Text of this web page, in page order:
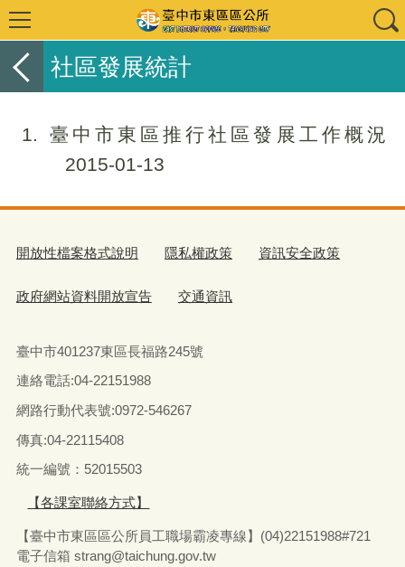
社區發展統計
1
臺中市東區推行社區發展工作概況
2015-01-13
開放性檔案格式說明 隱私權政策 資訊安全政策
政府網站資料開放宣告 交通資訊
臺中市401237東區長福路245號
連絡電話:04-22151988
網路行動代表號:0972-546267
傳真:04-22115408
統一編號：52015503
【各課室聯絡方式】
【臺中市東區區公所員工職場霸凌專線】(04)22151988#721
電子信箱 strang@taichung.gov.tw